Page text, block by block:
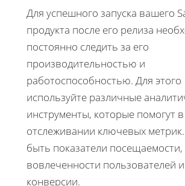
Для успешного запуска вашего
продукта после его релиза
постоянно следить за его
производительностью и
работоспособностью. Для этого
используйте различные
инструменты, которые помогут в
отслеживании ключевых
быть показатели посещаемости,
вовлеченности пользователей
конверсии.